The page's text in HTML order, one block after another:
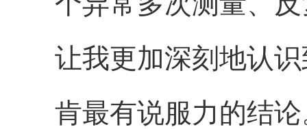
让我更加深刻地认
肯最有说服力的结